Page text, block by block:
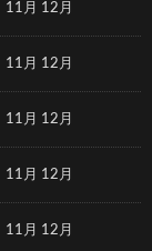
11月 12月
11月 12月
11月 12月
11月 12月
11月 12月